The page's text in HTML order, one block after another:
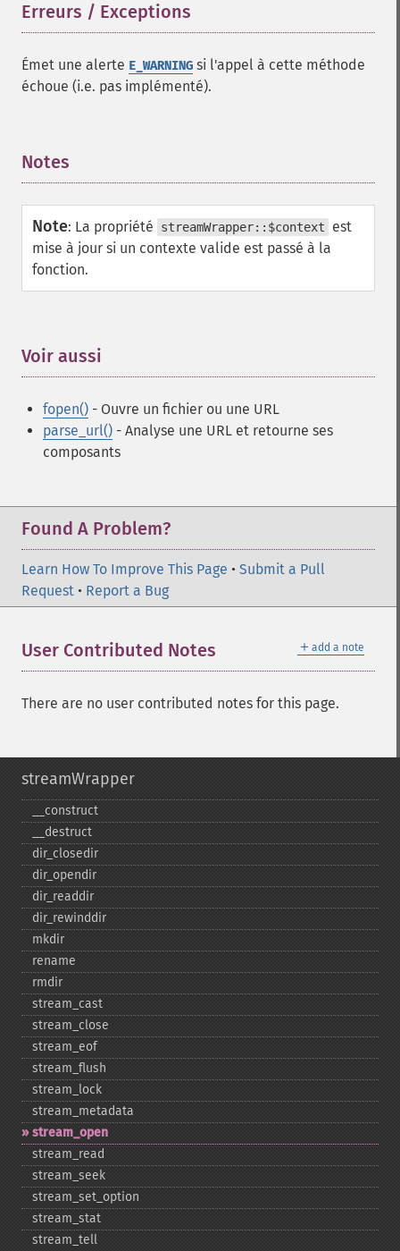
Erreurs / Exceptions
Émet une alerte E_WARNING si l'appel à cette méthode
échoue (i.e. pas implémenté).
Notes
Note: La propriété streamWrapper::$context
est
mise à jour si un contexte valide est passé à la
fonction.
Voir aussi
fopen() - Ouvre un fichier ou une URL
parse_url() - Analyse une URL et retourne ses
composants
Found A Problem?
Learn How To Improve This Page • Submit a Pull
Request • Report a Bug
＋ add a note
User Contributed Notes
There are no user contributed notes for this page.
streamWrapper
_​_​construct
_​_​destruct
dir_​closedir
dir_​opendir
dir_​readdir
dir_​rewinddir
mkdir
rename
rmdir
stream_​cast
stream_​close
stream_​eof
stream_​flush
stream_​lock
stream_​metadata
stream_​open
stream_​read
stream_​seek
stream_​set_​option
stream_​stat
stream_​tell